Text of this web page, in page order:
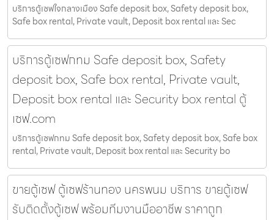
บริการตู้เซฟใจกลางเมือง Safe deposit box, Safety deposit box,
Safe box rental, Private vault, Deposit box rental และ Sec
บริการตู้เซฟกทม Safe deposit box, Safety
deposit box, Safe box rental, Private vault,
Deposit box rental และ Security box rental ตู้
เซฟ.com
บริการตู้เซฟกทม Safe deposit box, Safety deposit box, Safe box
rental, Private vault, Deposit box rental และ Security bo
ขายตู้เซฟ ตู้เซฟร้านทอง นครพนม บริการ ขายตู้เซฟ
รับติดตั้งตู้เซฟ พร้อมทีมงานมืออาชีพ ราคาถูก